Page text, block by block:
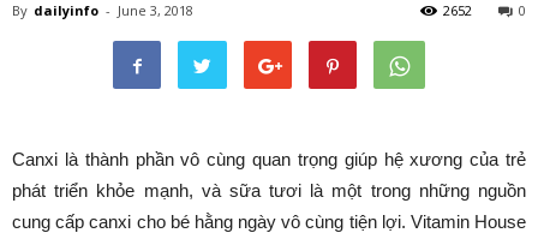
By dailyinfo - June 3, 2018 0
2652
Canxi là thành phần vô cùng quan trọng giúp hệ xương của trẻ
phát triển khỏe mạnh, và sữa tươi là một trong những nguồn
cung cấp canxi cho bé hằng ngày vô cùng tiện lợi. Vitamin House